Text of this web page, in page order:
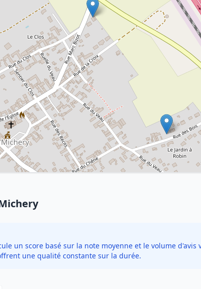
un score basé sur la note moyenne et le volume d'avis
une qualité constante sur la durée.